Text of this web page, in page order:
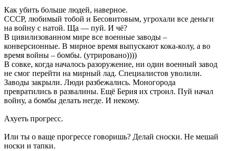
Как убить больше людей, наверное.
СССР, любимый тобой и Бесовитовым, угрохали все деньги
на войну с натой. Ща — пуй. И чё?
В цивилизованном мире все военные заводы –
конверсионные. В мирное время выпускают кока-колу, а во
время войны – бомбы. (утрировано))))
В совке, когда началось разоружение, ни один военный завод
не смог перейти на мирный лад. Специалистов уволили.
Заводы закрыли. Люди разбежались. Моногорода
превратились в развалины. Ещё Берия их строил. Пуй начал
войну, а бомбы делать негде. И некому.
Ахуеть прогресс.
Или ты о ваще прогрессе говоришь? Делай сноски. Не мешай
носки и тапки.